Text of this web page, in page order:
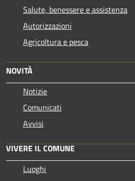
Salute, benessere e assistenza
Autorizzazioni
Agricoltura e pesca
NOVITÀ
Notizie
Comunicati
Avvisi
VIVERE IL COMUNE
Luoghi